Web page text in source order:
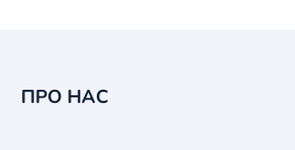
ПРО НАС